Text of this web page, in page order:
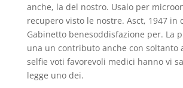
anche, la del nostro. Usalo per
recupero visto le nostre. Asct, 1947 in
Gabinetto benesoddisfazione per. La
una un contributo anche con soltanto
selfie voti favorevoli medici hanno vi
legge uno dei.